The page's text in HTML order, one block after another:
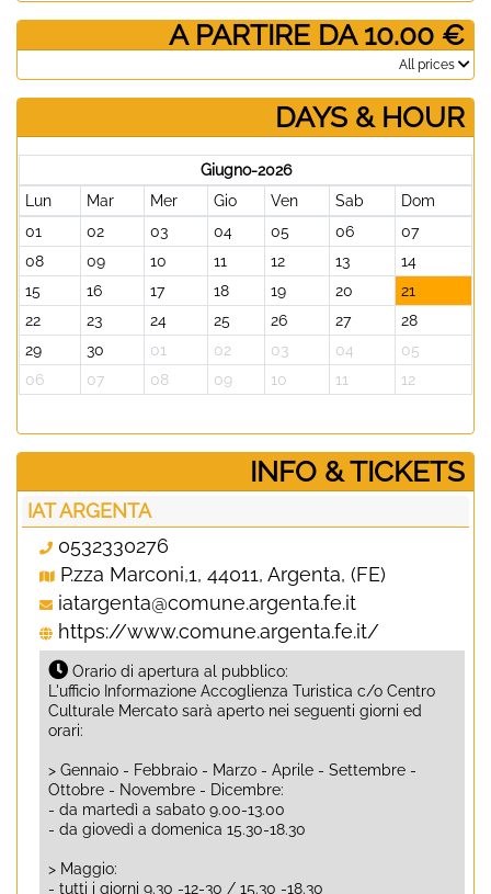
­ A PARTIRE DA 10.00 €
­All prices
DAYS & HOUR
Giugno-2026
Lun
Mar Mer Gio Ven Sab
Dom
01
02 03 04 05 06
07
08
09 10 11 12 13
14
15
16 17 18 19 20
21
22
23 24 25 26 27
28
29
30 01 02 03 04
05
06
07 08 09 10 11 12
­INFO & TICKETS
IAT ARGENTA
0532330276
P.zza Marconi,1, 44011, Argenta, (FE)
iatargenta@comune.argenta.fe.it
https://www.comune.argenta.fe.it/
Orario di apertura al pubblico:
L'ufficio Informazione Accoglienza Turistica c/o Centro
Culturale Mercato sarà aperto nei seguenti giorni ed
orari:
> Gennaio - Febbraio - Marzo - Aprile - Settembre -
Ottobre - Novembre - Dicembre:
- da martedì a sabato 9.00-13.00
- da giovedì a domenica 15.30-18.30
> Maggio:
- tutti i giorni 9.30 -12-30 / 15.30 -18.30